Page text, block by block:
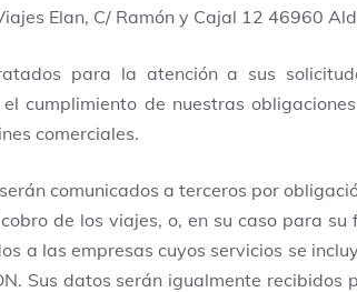
Elan, C/ Ramón y Cajal 12 46960
para la atención a sus
cumplimiento de nuestras
comerciales.
comunicados a terceros por
de los viajes, o, en su caso para
a las empresas cuyos servicios se
Sus datos serán igualmente